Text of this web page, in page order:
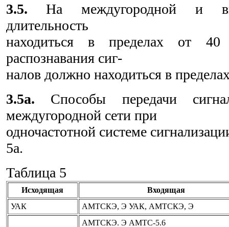
3.5. На междугородной и
длительность
находиться в пределах от
распознавания сиг-
налов должно находиться в
3.5а. Способы передачи
междугородной сети при
одночастотной системе
5а.
Таблица 5
Исходящая
Входящая
УАК
АМТСКЭ, Э УАК, АМТСКЭ, Э
АМТСКЭ. Э АМТС-5.6